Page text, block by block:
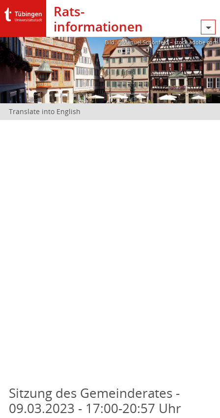
Rats­
informationen
Bild: @Manuel Schönfeld – stock.adobe.com
Translate into English
Sitzung des Gemeinderates -
09.03.2023 - 17:00-20:57 Uhr